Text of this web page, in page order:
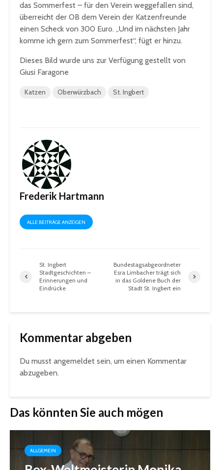
das Sommerfest – für den Verein weggefallen sind,
überreicht der OB dem Verein der Katzenfreunde
einen Scheck von 300 Euro. „Und im nächsten Jahr
komme ich gern zum Sommerfest“, fügt er hinzu.
Dieses Bild wurde uns zur Verfügung gestellt von
Giusi Faragone
Katzen Oberwürzbach St. Ingbert
Frederik Hartmann
ALLE BEITRÄGE ANZEIGEN
St. Ingbert
Stadtgeschichten –
Erinnerungen und
Eindrücke
Bundestagsabgeordneter
Esra Limbacher trägt sich
in das Goldene Buch der
Stadt St. Ingbert ein
Kommentar abgeben
Du musst angemeldet sein, um einen Kommentar
abzugeben.
Das könnten Sie auch mögen
ALLGEMEIN